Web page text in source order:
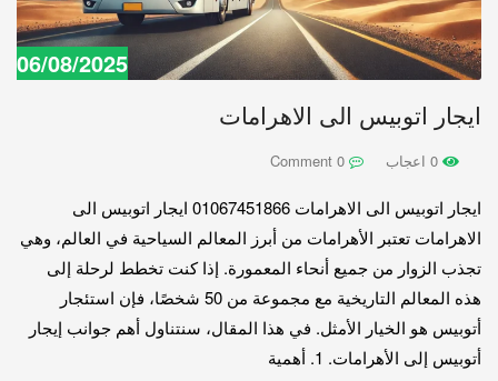
06/08/2025
ايجار اتوبيس الى الاهرامات
ايجار اتوبيس الى الاهرامات 01067451866 ايجار اتوبيس الى
الاهرامات تعتبر الأهرامات من أبرز المعالم السياحية في العالم، وهي
تجذب الزوار من جميع أنحاء المعمورة. إذا كنت تخطط لرحلة إلى
هذه المعالم التاريخية مع مجموعة من 50 شخصًا، فإن استئجار
أتوبيس هو الخيار الأمثل. في هذا المقال، سنتناول أهم جوانب إيجار
أتوبيس إلى الأهرامات. 1. أهمية